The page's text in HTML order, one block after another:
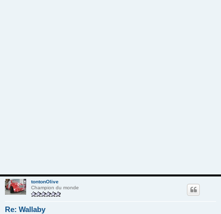
tontonOlive
Champion du monde
Re: Wallaby